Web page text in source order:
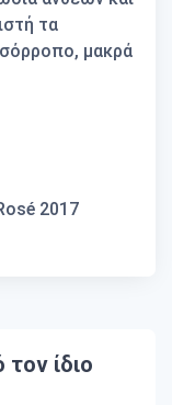
τα
μακρά
2017
ίδιο